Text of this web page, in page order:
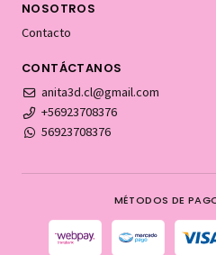
NOSOTROS
Contacto
CONTÁCTANOS
anita3d.cl@gmail.com
+56923708376
56923708376
MÉTODOS DE